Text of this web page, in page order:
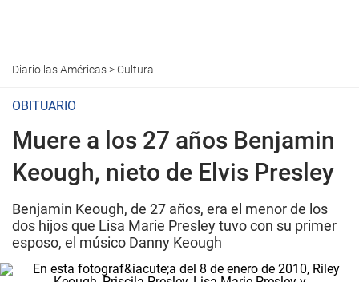
Diario las Américas> Cultura
OBITUARIO
Muere a los 27 años Benjamin
Keough, nieto de Elvis Presley
Benjamin Keough, de 27 años, era el menor de los
dos hijos que Lisa Marie Presley tuvo con su primer
esposo, el músico Danny Keough